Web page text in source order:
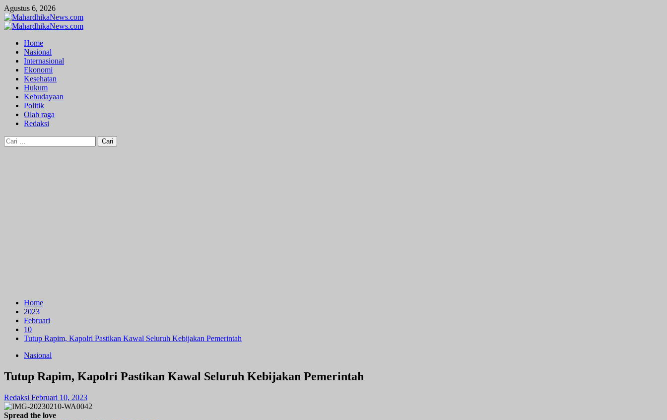
Skip
to
content
Agustus 6, 2026
Primary
Home
Nasional
Internasional
Ekonomi
Kesehatan
Hukum
Kebudayaan
Politik
Olah raga
Redaksi
Cari
untuk:
Home
2023
Februari
10
Tutup Rapim, Kapolri Pastikan Kawal Seluruh Kebijakan Pemerintah
Nasional
Tutup Rapim, Kapolri Pastikan Kawal Seluruh Kebijakan Pemerintah
Redaksi Februari 10, 2023
Spread the love